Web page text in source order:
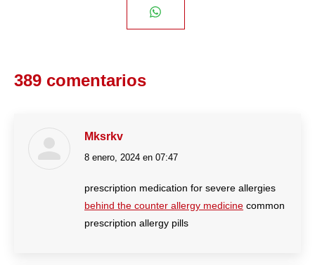
389 comentarios
Mksrkv
dice:
8 enero, 2024 en 07:47
prescription medication for severe allergies
behind the counter allergy medicine common
prescription allergy pills